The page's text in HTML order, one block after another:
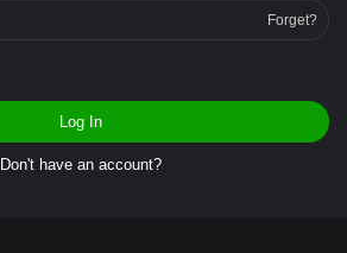
Forget?
Log In
Don't have an account?